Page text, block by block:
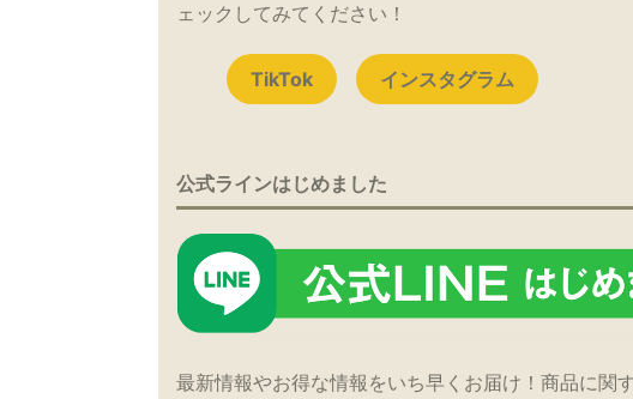
ェックしてみてください！
TikTok インスタグラム
公式ラインはじめました
最新情報やお得な情報をいち早くお届け！商品に関